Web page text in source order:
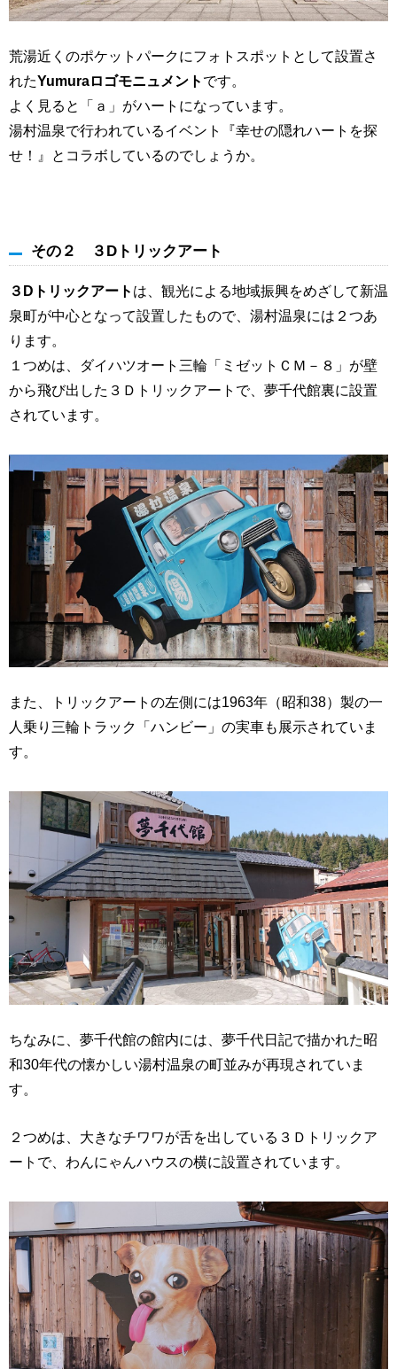
荒湯近くのポケットパークにフォトスポットとして設置さ
れたYumuraロゴモニュメント です。
よく見ると「ａ」がハートになっています。
湯村温泉で行われているイベント『幸せの隠れハートを探
せ！』とコラボしているのでしょうか。
その２ ３Dトリックアート
３Dトリックアート は、観光による地域振興をめざして新温
泉町が中心となって設置したもので、湯村温泉には２つあ
ります。
１つめは、ダイハツオート三輪「ミゼットＣＭ－８」が壁
から飛び出した３Ｄトリックアートで、夢千代館裏に設置
されています。
また、トリックアートの左側には1963年（昭和38）製の一
人乗り三輪トラック「ハンビー」の実車も展示されていま
す。
ちなみに、夢千代館の館内には、夢千代日記で描かれた昭
和30年代の懐かしい湯村温泉の町並みが再現されていま
す。
２つめは、大きなチワワが舌を出している３Ｄトリックア
ートで、わんにゃんハウスの横に設置されています。